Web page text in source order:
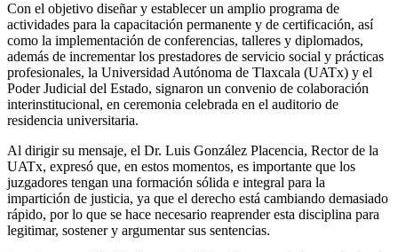
Con el objetivo diseñar y establecer un amplio programa de
actividades para la capacitación permanente y de certificación, así
como la implementación de conferencias, talleres y diplomados,
además de incrementar los prestadores de servicio social y prácticas
profesionales, la Universidad Autónoma de Tlaxcala (UATx) y el
Poder Judicial del Estado, signaron un convenio de colaboración
interinstitucional, en ceremonia celebrada en el auditorio de
residencia universitaria.
Al dirigir su mensaje, el Dr. Luis González Placencia, Rector de la
UATx, expresó que, en estos momentos, es importante que los
juzgadores tengan una formación sólida e integral para la
impartición de justicia, ya que el derecho está cambiando demasiado
rápido, por lo que se hace necesario reaprender esta disciplina para
legitimar, sostener y argumentar sus sentencias.